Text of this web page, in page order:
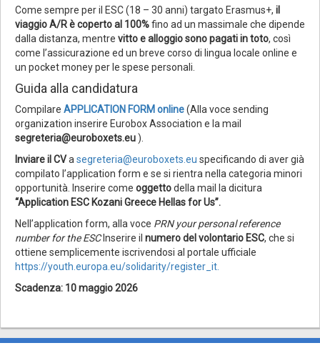
Come sempre per il ESC (18 – 30 anni) targato Erasmus+, il
viaggio A/R è coperto al 100%fino ad un massimale che dipende
dalla distanza, mentre vitto e alloggio sono pagati in toto, così
come l’assicurazione ed un breve corso di lingua locale online e
un pocket money per le spese personali.
Guida alla candidatura
Compilare APPLICATION FORM online(Alla voce sending
organization inserire Eurobox Association e la mail
segreteria@euroboxets.eu).
Inviare il CVa segreteria@euroboxets.eu specificando di aver già
compilato l’application form e se si rientra nella categoria minori
opportunità. Inserire come oggettodella mail la dicitura
“Application ESC Kozani Greece Hellas for Us”.
Nell’application form, alla voce PRN your personal reference
number for the ESCInserire il numero del volontario ESC, che si
ottiene semplicemente iscrivendosi al portale ufficiale
https://youth.europa.eu/solidarity/register_it.
Scadenza: 10 maggio 2026